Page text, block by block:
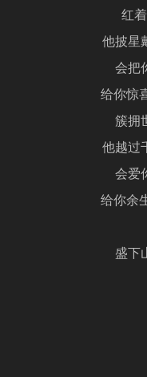
红
他披星
会把
给你惊
簇拥
他越过
会爱
给你余
盛下